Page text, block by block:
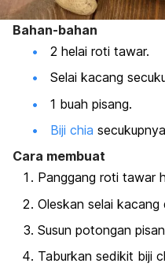
Bahan-bahan
2 helai roti tawar.
Selai kacang
1 buah pisang.
Biji chia
Cara membuat
Panggang roti tawar
Oleskan selai
Susun potongan
Taburkan sedikit biji